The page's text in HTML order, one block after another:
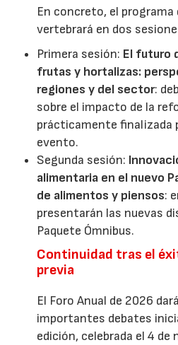
En concreto, el programa
vertebrará en dos
Primera sesión: El futuro
frutas y hortalizas:
regiones y del sector:
sobre el impacto de la
prácticamente finalizada
evento.
Segunda sesión:
alimentaria en el nuevo
de alimentos y piensos:
presentarán las nuevas
Paquete Ómnibus.
Continuidad tras el
previa
El Foro Anual de 2026
importantes debates
edición, celebrada el 4 de